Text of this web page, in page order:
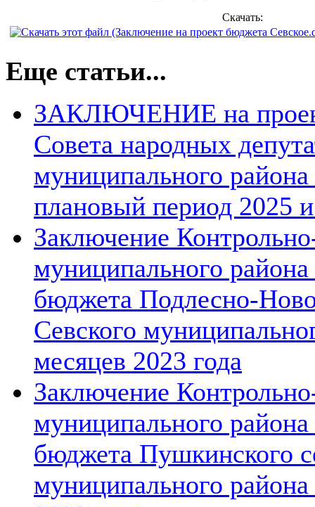
Скачать:
Еще статьи...
ЗАКЛЮЧЕНИЕ на
Совета народных
муниципального
плановый период 2025
Заключение
муниципального
бюджета Подлесно-
Севского
месяцев 2023 года
Заключение
муниципального
бюджета Пушкинского
муниципального